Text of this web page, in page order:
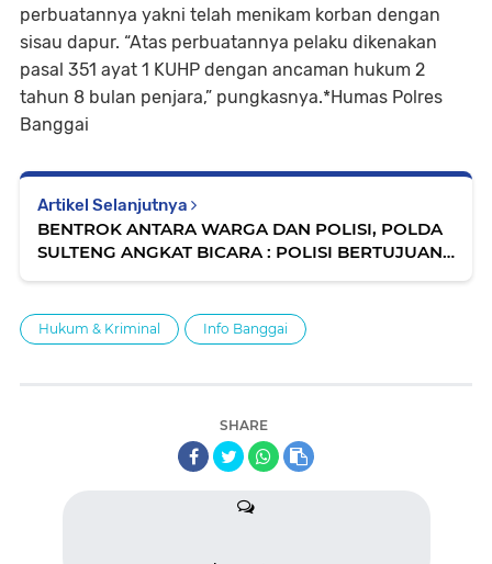
perbuatannya yakni telah menikam korban dengan
sisau dapur. “Atas perbuatannya pelaku dikenakan
pasal 351 ayat 1 KUHP dengan ancaman hukum 2
tahun 8 bulan penjara,” pungkasnya.*Humas Polres
Banggai
Artikel Selanjutnya
BENTROK ANTARA WARGA DAN POLISI, POLDA
SULTENG ANGKAT BICARA : POLISI BERTUJUAN
Hukum & Kriminal Info Banggai
SHARE